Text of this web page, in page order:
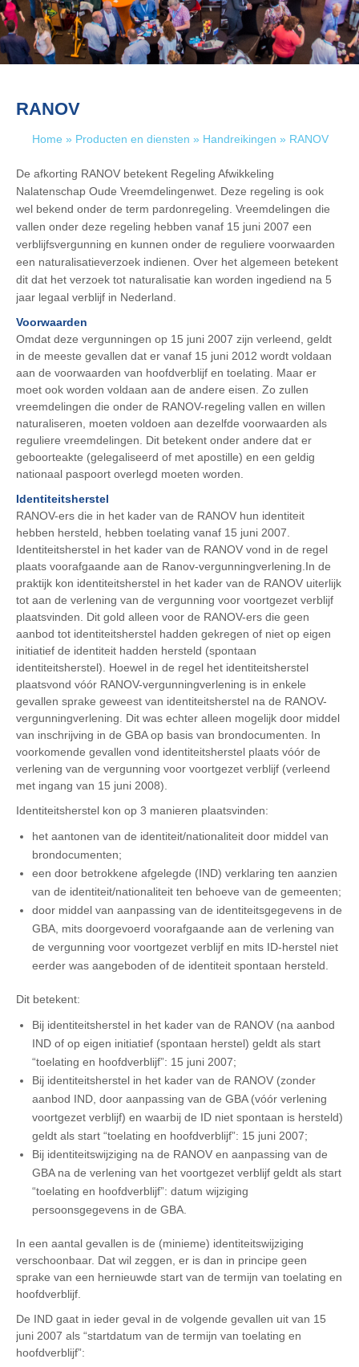
RANOV
Home » Producten en diensten » Handreikingen » RANOV
De afkorting RANOV betekent Regeling Afwikkeling
Nalatenschap Oude Vreemdelingenwet. Deze regeling is ook
wel bekend onder de term pardonregeling. Vreemdelingen die
vallen onder deze regeling hebben vanaf 15 juni 2007 een
verblijfsvergunning en kunnen onder de reguliere voorwaarden
een naturalisatieverzoek indienen. Over het algemeen betekent
dit dat het verzoek tot naturalisatie kan worden ingediend na 5
jaar legaal verblijf in Nederland.
Voorwaarden
Omdat deze vergunningen op 15 juni 2007 zijn verleend, geldt
in de meeste gevallen dat er vanaf 15 juni 2012 wordt voldaan
aan de voorwaarden van hoofdverblijf en toelating. Maar er
moet ook worden voldaan aan de andere eisen. Zo zullen
vreemdelingen die onder de RANOV-regeling vallen en willen
naturaliseren, moeten voldoen aan dezelfde voorwaarden als
reguliere vreemdelingen. Dit betekent onder andere dat er
geboorteakte (gelegaliseerd of met apostille) en een geldig
nationaal paspoort overlegd moeten worden.
Identiteitsherstel
RANOV-ers die in het kader van de RANOV hun identiteit
hebben hersteld, hebben toelating vanaf 15 juni 2007.
Identiteitsherstel in het kader van de RANOV vond in de regel
plaats voorafgaande aan de Ranov-vergunningverlening.In de
praktijk kon identiteitsherstel in het kader van de RANOV uiterlijk
tot aan de verlening van de vergunning voor voortgezet verblijf
plaatsvinden. Dit gold alleen voor de RANOV-ers die geen
aanbod tot identiteitsherstel hadden gekregen of niet op eigen
initiatief de identiteit hadden hersteld (spontaan
identiteitsherstel). Hoewel in de regel het identiteitsherstel
plaatsvond vóór RANOV-vergunningverlening is in enkele
gevallen sprake geweest van identiteitsherstel na de RANOV-
vergunningverlening. Dit was echter alleen mogelijk door middel
van inschrijving in de GBA op basis van brondocumenten. In
voorkomende gevallen vond identiteitsherstel plaats vóór de
verlening van de vergunning voor voortgezet verblijf (verleend
met ingang van 15 juni 2008).
Identiteitsherstel kon op 3 manieren plaatsvinden:
het aantonen van de identiteit/nationaliteit door middel van
brondocumenten;
een door betrokkene afgelegde (IND) verklaring ten aanzien
van de identiteit/nationaliteit ten behoeve van de gemeenten;
door middel van aanpassing van de identiteitsgegevens in de
GBA, mits doorgevoerd voorafgaande aan de verlening van
de vergunning voor voortgezet verblijf en mits ID-herstel niet
eerder was aangeboden of de identiteit spontaan hersteld.
Dit betekent:
Bij identiteitsherstel in het kader van de RANOV (na aanbod
IND of op eigen initiatief (spontaan herstel) geldt als start
“toelating en hoofdverblijf”: 15 juni 2007;
Bij identiteitsherstel in het kader van de RANOV (zonder
aanbod IND, door aanpassing van de GBA (vóór verlening
voortgezet verblijf) en waarbij de ID niet spontaan is hersteld)
geldt als start “toelating en hoofdverblijf”: 15 juni 2007;
Bij identiteitswijziging na de RANOV en aanpassing van de
GBA na de verlening van het voortgezet verblijf geldt als start
“toelating en hoofdverblijf”: datum wijziging
persoonsgegevens in de GBA.
In een aantal gevallen is de (minieme) identiteitswijziging
verschoonbaar. Dat wil zeggen, er is dan in principe geen
sprake van een hernieuwde start van de termijn van toelating en
hoofdverblijf.
De IND gaat in ieder geval in de volgende gevallen uit van 15
juni 2007 als “startdatum van de termijn van toelating en
hoofdverblijf”: